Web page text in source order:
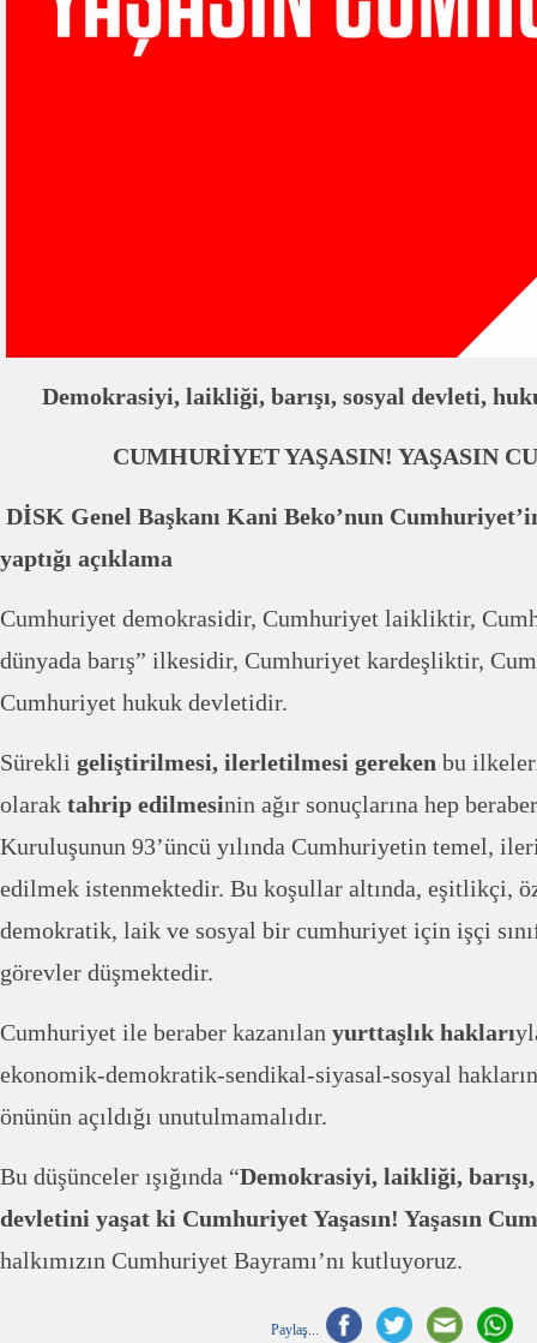
Demokrasiyi, laikliği, barışı, sosyal devleti,
CUMHURİYET YAŞASIN! YAŞASIN
DİSK Genel Başkanı Kani Beko’nun
yaptığı açıklama
Cumhuriyet demokrasidir, Cumhuriyet laikliktir,
dünyada barış” ilkesidir, Cumhuriyet kardeşliktir,
Cumhuriyet hukuk devletidir.
Sürekli geliştirilmesi, ilerletilmesi gereken bu
olarak tahrip edilmesinin ağır sonuçlarına hep
Kuruluşunun 93’üncü yılında Cumhuriyetin temel,
edilmek istenmektedir. Bu koşullar altında, eşitlikçi,
demokratik, laik ve sosyal bir cumhuriyet için işçi
görevler düşmektedir.
Cumhuriyet ile beraber kazanılan yurttaşlık hakları
ekonomik-demokratik-sendikal-siyasal-sosyal
önünün açıldığı unutulmamalıdır.
Bu düşünceler ışığında “Demokrasiyi, laikliği,
devletini yaşat ki Cumhuriyet Yaşasın! Yaşasın
halkımızın Cumhuriyet Bayramı’nı kutluyoruz.
Paylaş...